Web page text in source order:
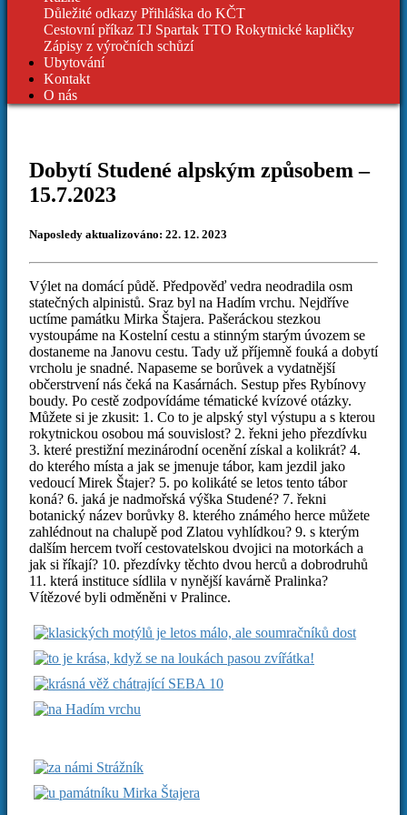
Důležité odkazy Přihláška do KČT
Cestovní příkaz TJ Spartak TTO Rokytnické kapličky
Zápisy z výročních schůzí
Ubytování
Kontakt
O nás
Dobytí Studené alpským způsobem –
15.7.2023
Naposledy aktualizováno: 22. 12. 2023
Výlet na domácí půdě. Předpověď vedra neodradila osm
statečných alpinistů. Sraz byl na Hadím vrchu. Nejdříve
uctíme památku Mirka Štajera. Pašeráckou stezkou
vystoupáme na Kostelní cestu a stinným starým úvozem se
dostaneme na Janovu cestu. Tady už příjemně fouká a dobytí
vrcholu je snadné. Napaseme se borůvek a vydatnější
občerstrvení nás čeká na Kasárnách. Sestup přes Rybínovy
boudy. Po cestě zodpovídáme tématické kvízové otázky.
Můžete si je zkusit: 1. Co to je alpský styl výstupu a s kterou
rokytnickou osobou má souvislost? 2. řekni jeho přezdívku
3. které prestižní mezinárodní ocenění získal a kolikrát? 4.
do kterého místa a jak se jmenuje tábor, kam jezdil jako
vedoucí Mirek Štajer? 5. po kolikáté se letos tento tábor
koná? 6. jaká je nadmořská výška Studené? 7. řekni
botanický název borůvky 8. kterého známého herce můžete
zahlédnout na chalupě pod Zlatou vyhlídkou? 9. s kterým
dalším hercem tvoří cestovatelskou dvojici na motorkách a
jak si říkají? 10. přezdívky těchto dvou herců a dobrodruhů
11. která instituce sídlila v nynější kavárně Pralinka?
Vítězové byli odměněni v Pralince.